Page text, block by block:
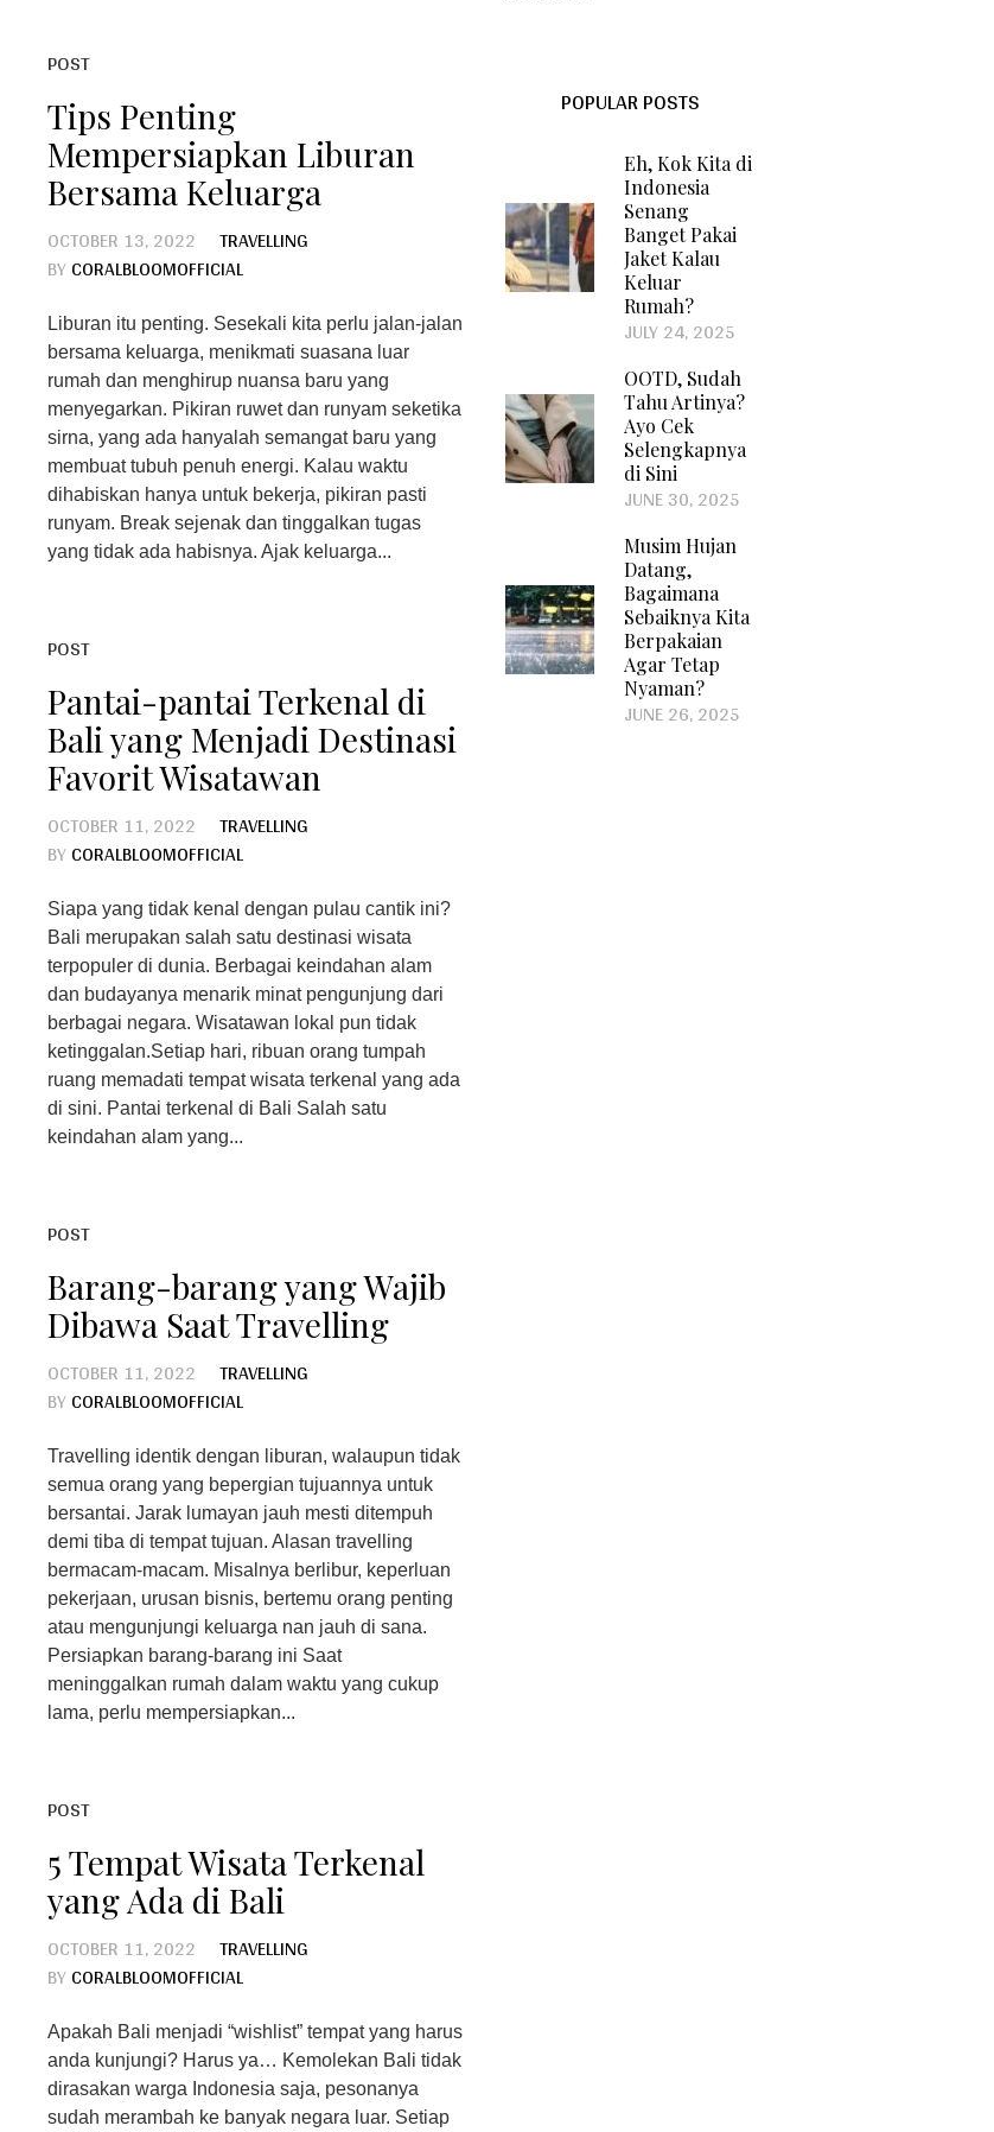
POST
Tips Penting
Mempersiapkan Liburan
Bersama Keluarga
OCTOBER 13, 2022
TRAVELLING
BYCORALBLOOMOFFICIAL
Liburan itu penting. Sesekali kita perlu jalan-jalan
bersama keluarga, menikmati suasana luar
rumah dan menghirup nuansa baru yang
menyegarkan. Pikiran ruwet dan runyam seketika
sirna, yang ada hanyalah semangat baru yang
membuat tubuh penuh energi. Kalau waktu
dihabiskan hanya untuk bekerja, pikiran pasti
runyam. Break sejenak dan tinggalkan tugas
yang tidak ada habisnya. Ajak keluarga...
POST
Pantai-pantai Terkenal di
Bali yang Menjadi Destinasi
Favorit Wisatawan
OCTOBER 11, 2022
TRAVELLING
BYCORALBLOOMOFFICIAL
Siapa yang tidak kenal dengan pulau cantik ini?
Bali merupakan salah satu destinasi wisata
terpopuler di dunia. Berbagai keindahan alam
dan budayanya menarik minat pengunjung dari
berbagai negara. Wisatawan lokal pun tidak
ketinggalan.Setiap hari, ribuan orang tumpah
ruang memadati tempat wisata terkenal yang ada
di sini. Pantai terkenal di Bali Salah satu
keindahan alam yang...
POST
Barang-barang yang Wajib
Dibawa Saat Travelling
OCTOBER 11, 2022
TRAVELLING
BYCORALBLOOMOFFICIAL
Travelling identik dengan liburan, walaupun tidak
semua orang yang bepergian tujuannya untuk
bersantai. Jarak lumayan jauh mesti ditempuh
demi tiba di tempat tujuan. Alasan travelling
bermacam-macam. Misalnya berlibur, keperluan
pekerjaan, urusan bisnis, bertemu orang penting
atau mengunjungi keluarga nan jauh di sana.
Persiapkan barang-barang ini Saat
meninggalkan rumah dalam waktu yang cukup
lama, perlu mempersiapkan...
POST
5 Tempat Wisata Terkenal
yang Ada di Bali
OCTOBER 11, 2022
TRAVELLING
BYCORALBLOOMOFFICIAL
Apakah Bali menjadi “wishlist” tempat yang harus
anda kunjungi? Harus ya… Kemolekan Bali tidak
dirasakan warga Indonesia saja, pesonanya
sudah merambah ke banyak negara luar. Setiap
POPULAR POSTS
Eh, Kok Kita di
Indonesia
Senang
Banget Pakai
Jaket Kalau
Keluar
Rumah?
JULY 24, 2025
OOTD, Sudah
Tahu Artinya?
Ayo Cek
Selengkapnya
di Sini
JUNE 30, 2025
Musim Hujan
Datang,
Bagaimana
Sebaiknya Kita
Berpakaian
Agar Tetap
Nyaman?
JUNE 26, 2025